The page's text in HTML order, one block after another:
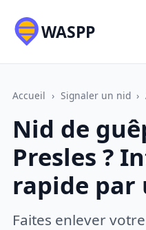
WASPP
Accueil › Signaler un nid ›
Nid de
Presles ?
rapide par
Faites enlever